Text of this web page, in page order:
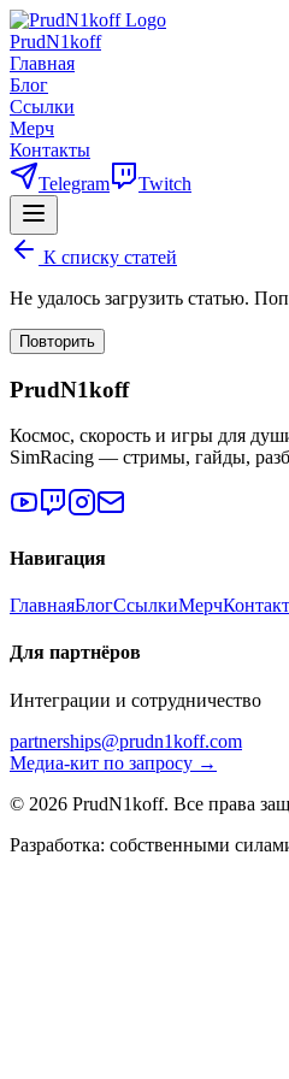
PrudN1koff
Главная
Блог
Ссылки
Мерч
Контакты
Telegram
Twitch
К списку статей
Не удалось загрузить статью.
Повторить
PrudN1koff
Космос, скорость и игры для
SimRacing — стримы, гайды,
Навигация
ГлавнаяБлогСсылкиМерч
Для партнёров
Интеграции и сотрудничество
partnerships@prudn1koff.com
Медиа-кит по запросу →
© 2026 PrudN1koff. Все права
Разработка: собственными